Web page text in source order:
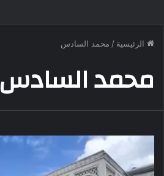
الرئيسية / محمد السادس
محمد السادس